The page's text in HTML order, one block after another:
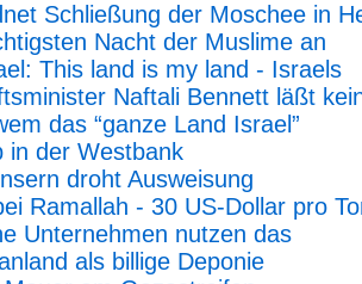
Schließung der Moschee in
Nacht der Muslime an
This land is my land - Israels
Naftali Bennett läßt
das “ganze Land Israel”
in der Westbank
droht Ausweisung
Ramallah - 30 US-Dollar pro
Unternehmen nutzen das
als billige Deponie